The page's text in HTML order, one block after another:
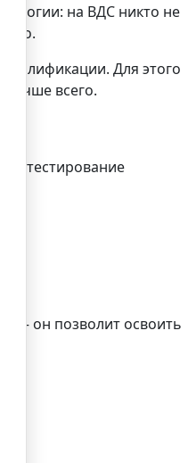
на ВДС никто не
Для этого
лучше всего.
тестирование
— он позволит освоить